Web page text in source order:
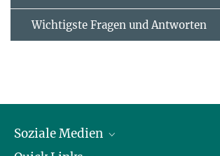
Wichtigste Fragen und Antworten
Soziale Medien